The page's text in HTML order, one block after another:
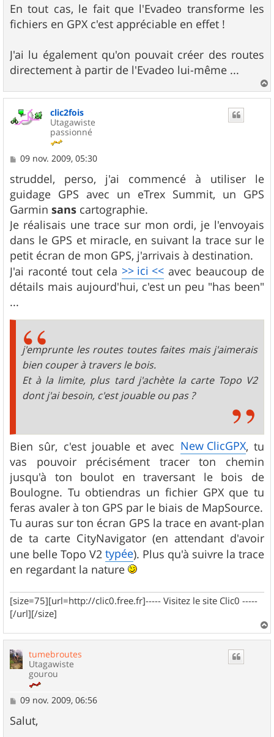
En tout cas, le fait que l'Evadeo transforme les
fichiers en GPX c'est appréciable en effet !
J'ai lu également qu'on pouvait créer des routes
directement à partir de l'Evadeo lui-même ...
a
u
clic2fois
Utagawiste
passionné
M
s
s
a
g
e
09 nov. 2009, 05:30
struddel, perso, j'ai commencé à utiliser le
guidage GPS avec un eTrex Summit, un GPS
Garmin sans cartographie.
Je réalisais une trace sur mon ordi, je l'envoyais
dans le GPS et miracle, en suivant la trace sur le
petit écran de mon GPS, j'arrivais à destination.
J'ai raconté tout cela >> ici << avec beaucoup de
détails mais aujourd'hui, c'est un peu "has been"
...
j'emprunte les routes toutes faites mais j'aimerais
bien couper à travers le bois.
Et à la limite, plus tard j'achète la carte Topo V2
dont j'ai besoin, c'est jouable ou pas ?
Bien sûr, c'est jouable et avec New ClicGPX, tu
vas pouvoir précisément tracer ton chemin
jusqu'à ton boulot en traversant le bois de
Boulogne. Tu obtiendras un fichier GPX que tu
feras avaler à ton GPS par le biais de MapSource.
Tu auras sur ton écran GPS la trace en avant-plan
de ta carte CityNavigator (en attendant d'avoir
une belle Topo V2 typée). Plus qu'à suivre la trace
en regardant la nature
[size=75][url=http://clic0.free.fr]----- Visitez le site Clic0 -----
[/url][/size]
a
tumebroutes
Utagawiste
gourou
M
s
s
09 nov. 2009, 06:56
Salut,